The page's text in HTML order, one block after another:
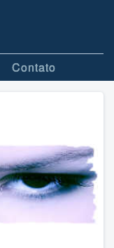
Contato